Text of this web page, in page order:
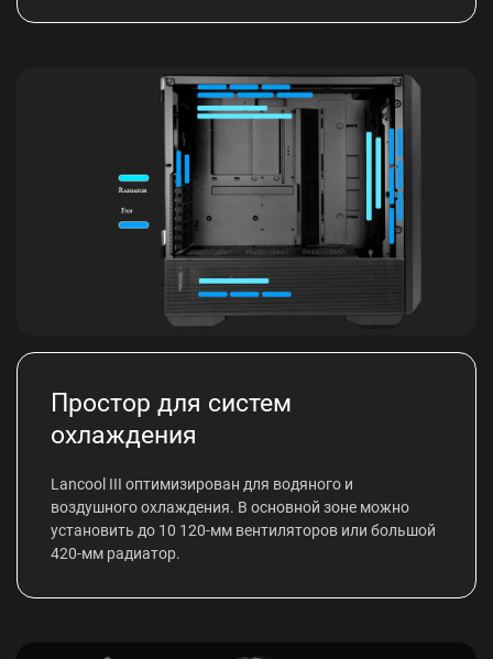
Простор для систем
охлаждения
Lancool III оптимизирован для водяного и
воздушного охлаждения. В основной зоне можно
установить до 10 120-мм вентиляторов или большой
420-мм радиатор.